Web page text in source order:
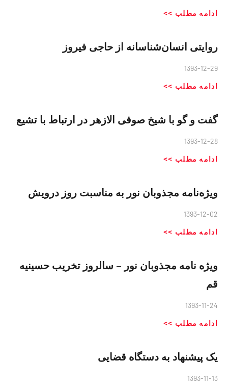
ادامه مطلب >>
روایتی انسان‌شناسانه از حاجی فیروز
1393-12-29
ادامه مطلب >>
گفت و گو با شیخ صوفی الازهر در ارتباط با تشیع
1393-12-28
ادامه مطلب >>
ویژه‌نامه مجذوبان نور به مناسبت روز درویش
1393-12-02
ادامه مطلب >>
ویژه نامه مجذوبان نور – سالروز تخریب حسینیه
قم
1393-11-24
ادامه مطلب >>
یک پیشنهاد به دستگاه قضایی
1393-11-13